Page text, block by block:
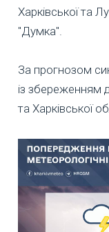
Харківської та
"Думка".
За прогнозом
із збереженням
та Харківської